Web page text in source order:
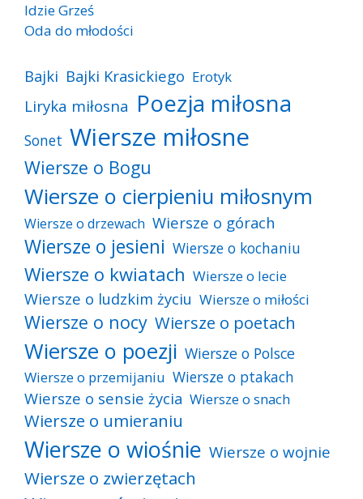
Idzie Grześ
Oda do młodości
Bajki Bajki Krasickiego Erotyk
Liryka miłosna Poezja miłosna
Sonet Wiersze miłosne
Wiersze o Bogu
Wiersze o cierpieniu miłosnym
Wiersze o drzewach Wiersze o górach
Wiersze o jesieni Wiersze o kochaniu
Wiersze o kwiatach Wiersze o lecie
Wiersze o ludzkim życiu Wiersze o miłości
Wiersze o nocy Wiersze o poetach
Wiersze o poezji Wiersze o Polsce
Wiersze o przemijaniu Wiersze o ptakach
Wiersze o sensie życia Wiersze o snach
Wiersze o umieraniu
Wiersze o wiośnie Wiersze o wojnie
Wiersze o zwierzętach